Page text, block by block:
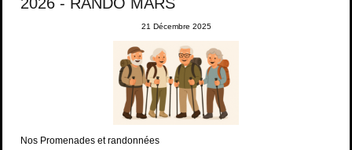
2026 - RANDO MARS
21 Décembre 2025
Nos Promenades et randonnées